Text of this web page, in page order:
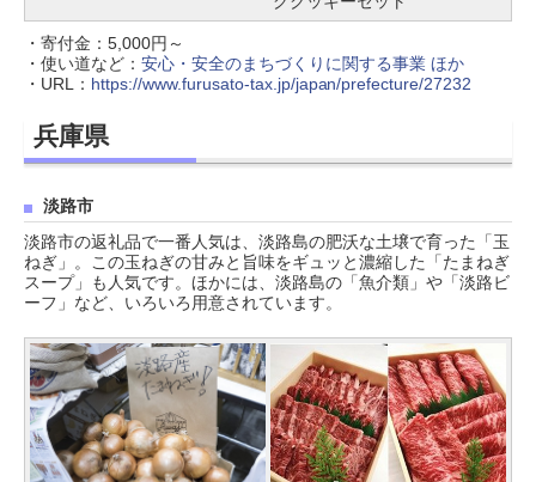
・寄付金：5,000円～
・使い道など： 安心・安全のまちづくりに関する事業 ほか
・URL： https://www.furusato-tax.jp/japan/prefecture/27232
兵庫県
淡路市
淡路市の返礼品で一番人気は、淡路島の肥沃な土壌で育った「玉
ねぎ」。この玉ねぎの甘みと旨味をギュッと濃縮した「たまねぎ
スープ」も人気です。ほかには、淡路島の「魚介類」や「淡路ビ
ーフ」など、いろいろ用意されています。